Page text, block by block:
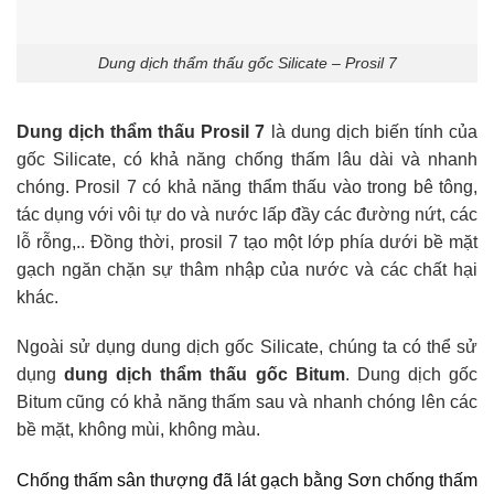
Dung dịch thẩm thấu gốc Silicate – Prosil 7
Dung dịch thẩm thấu Prosil 7 là dung dịch biến tính của
gốc Silicate, có khả năng chống thấm lâu dài và nhanh
chóng. Prosil 7 có khả năng thẩm thấu vào trong bê tông,
tác dụng với vôi tự do và nước lấp đầy các đường nứt, các
lỗ rỗng,.. Đồng thời, prosil 7 tạo một lớp phía dưới bề mặt
gạch ngăn chặn sự thâm nhập của nước và các chất hại
khác.
Ngoài sử dụng dung dịch gốc Silicate, chúng ta có thể sử
dụngdung dịch thẩm thấu gốc Bitum. Dung dịch gốc
Bitum cũng có khả năng thấm sau và nhanh chóng lên các
bề mặt, không mùi, không màu.
Chống thấm sân thượng đã lát gạch bằng Sơn chống thấm